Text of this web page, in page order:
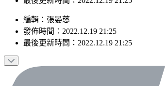
編輯 ： 張晏慈
發佈時間： 2022.12.19 21:25
最後更新時間： 2022.12.19 21:25